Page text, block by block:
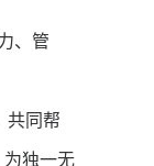
、管
共同帮
独一无